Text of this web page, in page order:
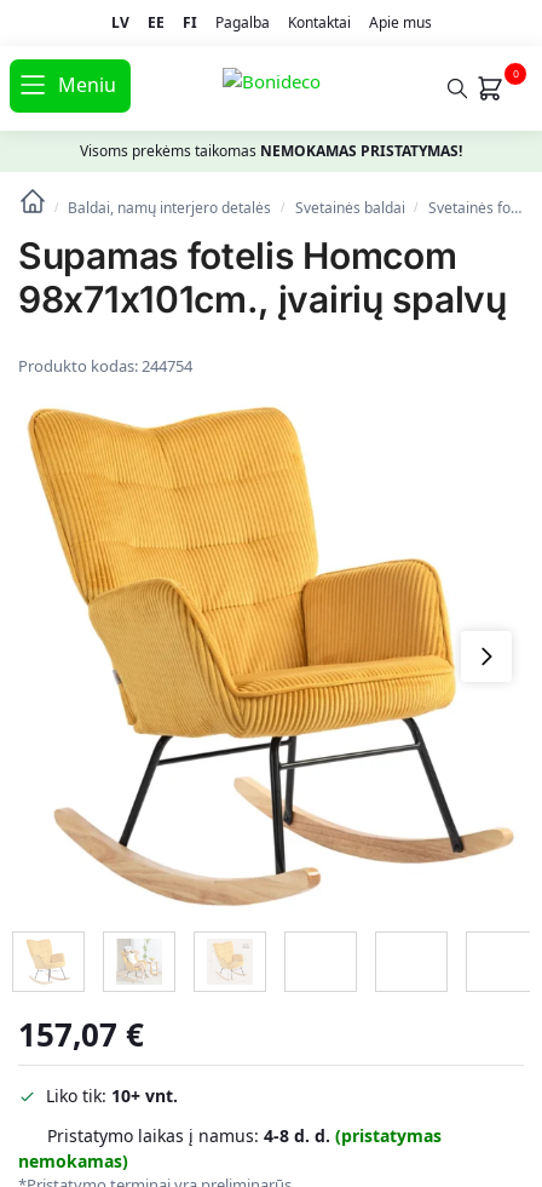
LV EE FI Pagalba Kontaktai Apie mus
Meniu 0
Visoms prekėms taikomas NEMOKAMAS PRISTATYMAS!
/ Baldai, namų interjero detalės / Svetainės baldai / Svetainės foteliai
Supamas fotelis Homcom
98x71x101cm., įvairių spalvų
Produkto kodas:244754
157,07 €
Liko tik: 10+ vnt.
Pristatymo laikas į namus: 4-8 d. d. (pristatymas
nemokamas)